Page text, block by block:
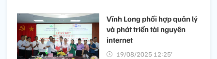
Vĩnh Long phối hợp quản lý
và phát triển tài nguyên
internet
19/08/2025 12:25’